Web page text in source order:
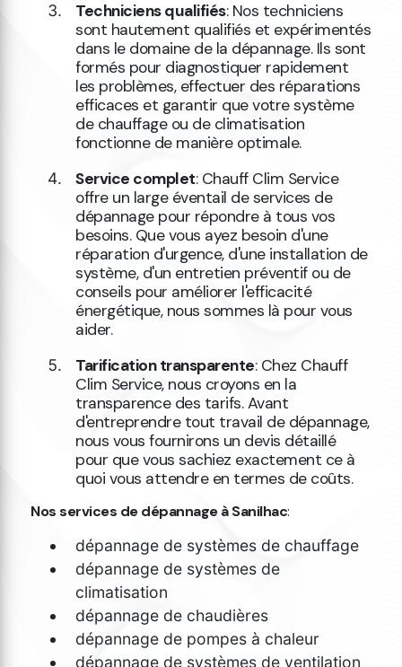
Techniciens qualifiés: Nos techniciens
sont hautement qualifiés et expérimentés
dans le domaine de la dépannage. Ils sont
formés pour diagnostiquer rapidement
les problèmes, effectuer des réparations
efficaces et garantir que votre système
de chauffage ou de climatisation
fonctionne de manière optimale.
Service complet: Chauff Clim Service
offre un large éventail de services de
dépannage pour répondre à tous vos
besoins. Que vous ayez besoin d'une
réparation d'urgence, d'une installation de
système, d'un entretien préventif ou de
conseils pour améliorer l'efficacité
énergétique, nous sommes là pour vous
aider.
Tarification transparente: Chez Chauff
Clim Service, nous croyons en la
transparence des tarifs. Avant
d'entreprendre tout travail de dépannage,
nous vous fournirons un devis détaillé
pour que vous sachiez exactement ce à
quoi vous attendre en termes de coûts.
Nos services de dépannage à Sanilhac:
dépannage de systèmes de chauffage
dépannage de systèmes de
climatisation
dépannage de chaudières
dépannage de pompes à chaleur
dépannage de systèmes de ventilation